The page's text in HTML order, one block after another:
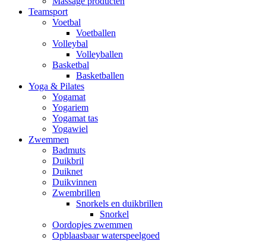
Teamsport
Voetbal
Voetballen
Volleybal
Volleyballen
Basketbal
Basketballen
Yoga & Pilates
Yogamat
Yogariem
Yogamat tas
Yogawiel
Zwemmen
Badmuts
Duikbril
Duiknet
Duikvinnen
Zwembrillen
Snorkels en duikbrillen
Snorkel
Oordopjes zwemmen
Opblaasbaar waterspeelgoed